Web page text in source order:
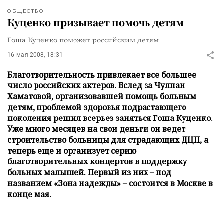
ОБЩЕСТВО
Куценко призывает помочь детям
Гоша Куценко поможет российским детям
16 мая 2008, 18:31
Благотворительность привлекает все большее
число российских актеров. Вслед за Чулпан
Хаматовой, организовавшей помощь больным
детям, проблемой здоровья подрастающего
поколения решил всерьез заняться Гоша Куценко.
Уже много месяцев на свои деньги он ведет
строительство больницы для страдающих ДЦП, а
теперь еще и организует серию
благотворительных концертов в поддержку
больных малышей. Первый из них – под
названием «Зона надежды» – состоится в Москве в
конце мая.